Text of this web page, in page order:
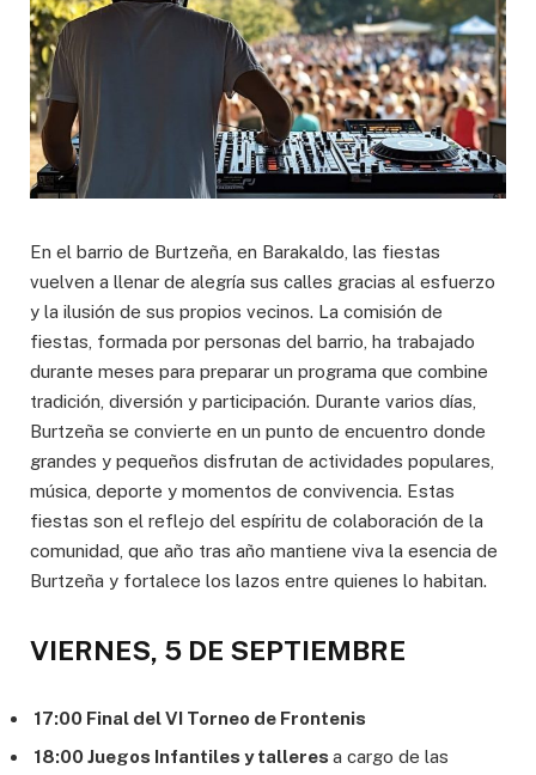
En el barrio de Burtzeña, en Barakaldo, las fiestas
vuelven a llenar de alegría sus calles gracias al esfuerzo
y la ilusión de sus propios vecinos. La comisión de
fiestas, formada por personas del barrio, ha trabajado
durante meses para preparar un programa que combine
tradición, diversión y participación. Durante varios días,
Burtzeña se convierte en un punto de encuentro donde
grandes y pequeños disfrutan de actividades populares,
música, deporte y momentos de convivencia. Estas
fiestas son el reflejo del espíritu de colaboración de la
comunidad, que año tras año mantiene viva la esencia de
Burtzeña y fortalece los lazos entre quienes lo habitan.
VIERNES, 5 DE SEPTIEMBRE
17:00 Final del VI Torneo de Frontenis
18:00 Juegos Infantiles y talleres a cargo de las